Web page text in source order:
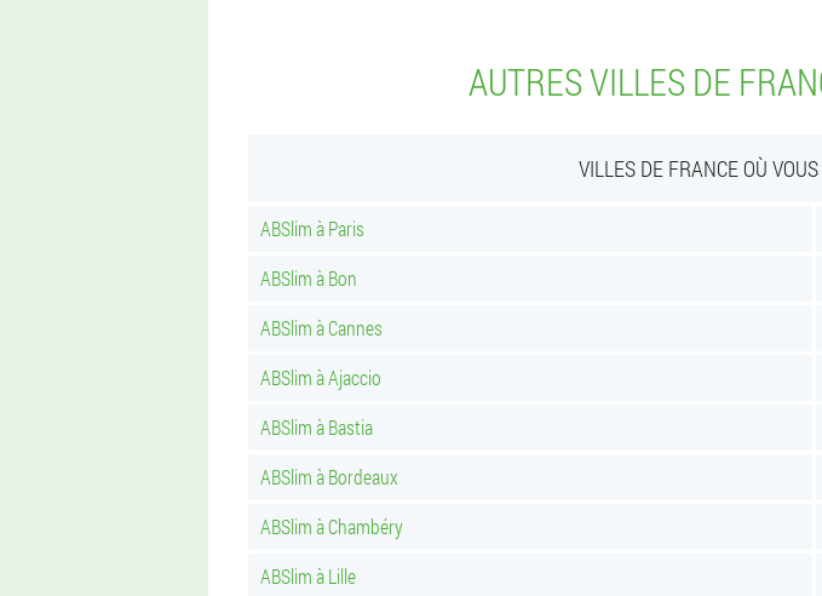
AUTRES VILLES DE
VILLES DE FRANCE OÙ
ABSlim à Paris
ABSlim à Bon
ABSlim à Cannes
ABSlim à Ajaccio
ABSlim à Bastia
ABSlim à Bordeaux
ABSlim à Chambéry
ABSlim à Lille